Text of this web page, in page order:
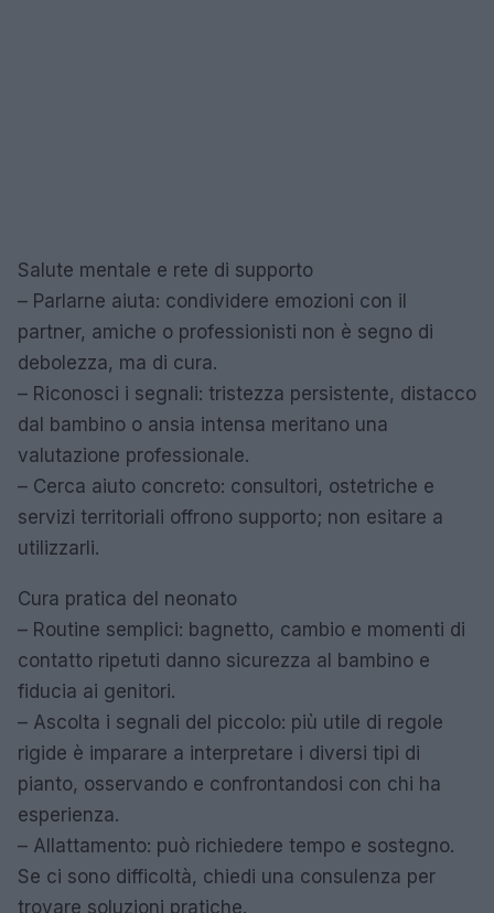
Salute mentale e rete di supporto
– Parlarne aiuta: condividere emozioni con il
partner, amiche o professionisti non è segno di
debolezza, ma di cura.
– Riconosci i segnali: tristezza persistente, distacco
dal bambino o ansia intensa meritano una
valutazione professionale.
– Cerca aiuto concreto: consultori, ostetriche e
servizi territoriali offrono supporto; non esitare a
utilizzarli.
Cura pratica del neonato
– Routine semplici: bagnetto, cambio e momenti di
contatto ripetuti danno sicurezza al bambino e
fiducia ai genitori.
– Ascolta i segnali del piccolo: più utile di regole
rigide è imparare a interpretare i diversi tipi di
pianto, osservando e confrontandosi con chi ha
esperienza.
– Allattamento: può richiedere tempo e sostegno.
Se ci sono difficoltà, chiedi una consulenza per
trovare soluzioni pratiche.